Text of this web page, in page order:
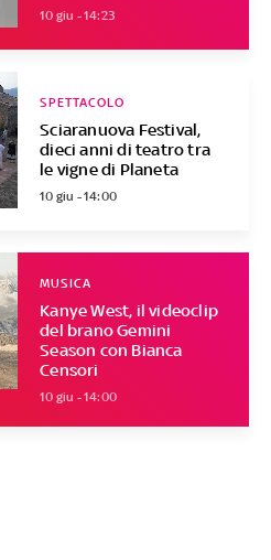
10 giu - 14:23
Sciaranuova Festival,
dieci anni di teatro tra
le vigne di Planeta
SPETTACOLO
10 giu - 14:00
Kanye West, il videoclip
del brano Gemini
Season con Bianca
Censori
MUSICA
10 giu - 14:00